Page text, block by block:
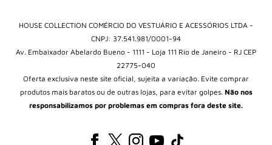
Termos e Condições
HOUSE COLLECTION COMÉRCIO DO VESTUÁRIO E ACESSÓRIOS LTDA -
CNPJ: 37.541.981/0001-94
Av. Embaixador Abelardo Bueno - 1111 - Loja 111 Rio de Janeiro - RJ CEP
22775-040
Oferta exclusiva neste site oficial, sujeita a variação. Evite comprar
produtos mais baratos ou de outras lojas, para evitar golpes. Não nos
responsabilizamos por problemas em compras fora deste site.